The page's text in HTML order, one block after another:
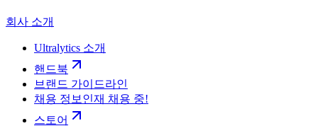
회사 소개
Ultralytics 소개
핸드북
브랜드 가이드라인
채용 정보 인재 채용 중!
스토어